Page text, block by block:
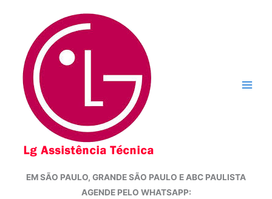
conteúdo
EM SÃO PAULO, GRANDE SÃO PAULO E ABC PAULISTA
AGENDE PELO WHATSAPP: